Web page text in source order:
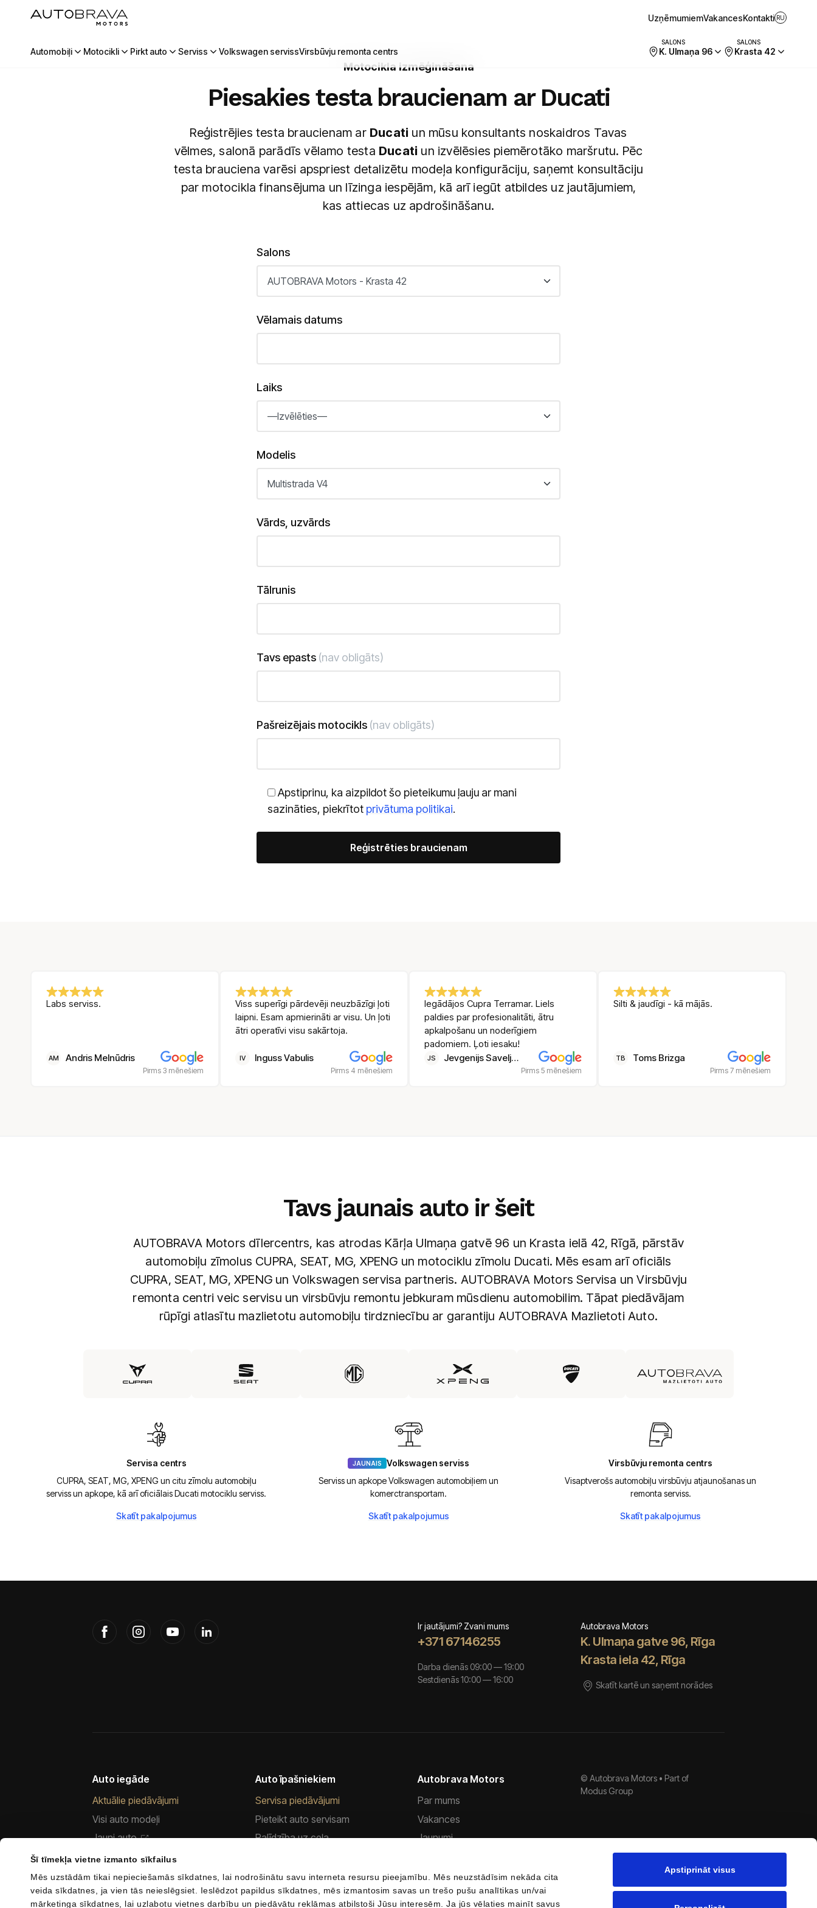
Šī tīmekļa vietne izmanto sīkfailus
Mēs uzstādām tikai nepieciešamās sīkdatnes, lai nodrošinātu savu interneta resursu pieejamību. Mēs neuzstādīsim nekāda cita
veida sīkdatnes, ja vien tās neieslēgsiet. Ieslēdzot papildus sīkdatnes, mēs izmantosim savas un trešo pušu analītikas un/vai
mārketinga sīkdatnes, lai uzlabotu vietnes darbību un piedāvātu reklāmas atbilstoši Jūsu interesēm. Ja jūs vēlaties mainīt savus
Apstiprināt visus
UzņēmumiemVakancesKontakti RU
Automobiļi Motocikli Pirkt auto Serviss Volkswagen servissVirsbūvju remonta centrs
SALONS
K. Ulmaņa 96
SALONS
Krasta 42
Motocikla izmēģināšana
Piesakies testa braucienam ar Ducati
Reģistrējies testa braucienam ar Ducati un mūsu konsultants noskaidros Tavas
vēlmes, salonā parādīs vēlamo testa Ducati un izvēlēsies piemērotāko maršrutu. Pēc
testa brauciena varēsi apspriest detalizētu modeļa konfigurāciju, saņemt konsultāciju
par motocikla finansējuma un līzinga iespējām, kā arī iegūt atbildes uz jautājumiem,
kas attiecas uz apdrošināšanu.
Salons
Vēlamais datums
Laiks
Modelis
Vārds, uzvārds
Tālrunis
Tavs epasts (nav obligāts)
Pašreizējais motocikls (nav obligāts)
Apstiprinu, ka aizpildot šo pieteikumu ļauju ar mani
sazināties, piekrītot privātuma politikai.
Labs serviss.
AM Andris Melnūdris
Pirms 3 mēnešiem
Viss superīgi pārdevēji neuzbāzīgi ļoti
laipni. Esam apmierināti ar visu. Un ļoti
ātri operatīvi visu sakārtoja.
IV Inguss Vabulis
Pirms 4 mēnešiem
Iegādājos Cupra Terramar. Liels
paldies par profesionalitāti, ātru
apkalpošanu un noderīgiem
padomiem. Ļoti iesaku!
JS Jevgenijs Saveljevs
Pirms 5 mēnešiem
Silti & jaudīgi - kā mājās.
TB Toms Brizga
Pirms 7 mēnešiem
Tavs jaunais auto ir šeit
AUTOBRAVA Motors dīlercentrs, kas atrodas Kārļa Ulmaņa gatvē 96 un Krasta ielā 42, Rīgā, pārstāv
automobiļu zīmolus CUPRA, SEAT, MG, XPENG un motociklu zīmolu Ducati. Mēs esam arī oficiāls
CUPRA, SEAT, MG, XPENG un Volkswagen servisa partneris. AUTOBRAVA Motors Servisa un Virsbūvju
remonta centri veic servisu un virsbūvju remontu jebkuram mūsdienu automobilim. Tāpat piedāvājam
rūpīgi atlasītu mazlietotu automobiļu tirdzniecību ar garantiju AUTOBRAVA Mazlietoti Auto.
Servisa centrs
CUPRA, SEAT, MG, XPENG un citu zīmolu automobiļu
serviss un apkope, kā arī oficiālais Ducati motociklu serviss.
Skatīt pakalpojumus
JAUNAIS
Volkswagen serviss
Serviss un apkope Volkswagen automobiļiem un
komerctransportam.
Skatīt pakalpojumus
Virsbūvju remonta centrs
Visaptverošs automobiļu virsbūvju atjaunošanas un
remonta serviss.
Skatīt pakalpojumus
Ir jautājumi? Zvani mums
+371 67146255
Darba dienās 09:00 — 19:00
Sestdienās 10:00 — 16:00
Autobrava Motors
K. Ulmaņa gatve 96, Rīga
Krasta iela 42, Rīga
Skatīt kartē un saņemt norādes
Auto iegāde
Aktuālie piedāvājumi
Visi auto modeļi
Jauni auto
Mazlietoti auto
CUPRA abonēšana
Finansēt auto
Auto īpašniekiem
Servisa piedāvājumi
Pieteikt auto servisam
Palīdzība uz ceļa
Virsbūvju remonts
Rezerves daļas
Autobrava Motors
Par mums
Vakances
Jaunumi
Sīkdatņu politika
Kontakti
© Autobrava Motors • Part of
Modus Group